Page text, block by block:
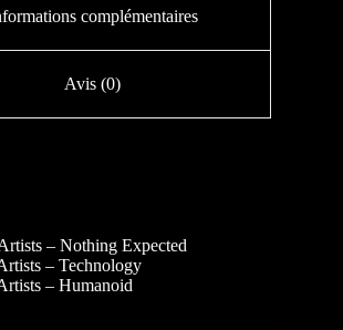
complémentaires
Avis (0)
– Nothing Expected
– Technology
– Humanoid